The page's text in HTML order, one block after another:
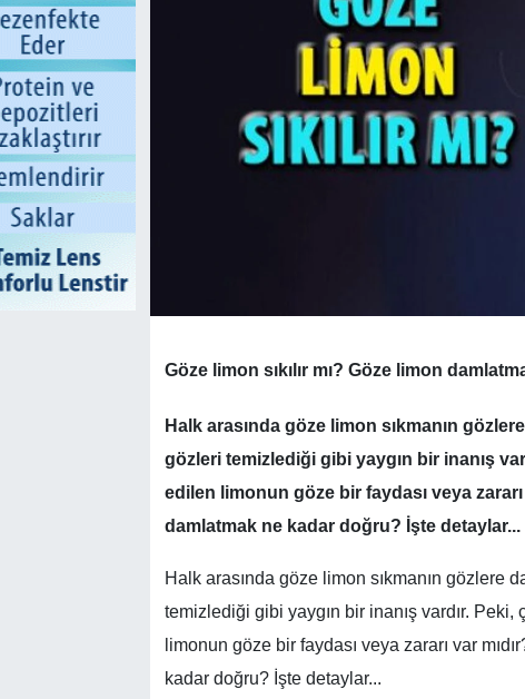
Göze limon sıkılır mı? Göze limon
Halk arasında göze limon sıkmanın
gözleri temizlediği gibi yaygın bir inanış
edilen limonun göze bir faydası veya zararı
damlatmak ne kadar doğru? İşte detaylar...
Halk arasında göze limon sıkmanın gözlere
temizlediği gibi yaygın bir inanış vardır.
limonun göze bir faydası veya zararı var
kadar doğru? İşte detaylar...